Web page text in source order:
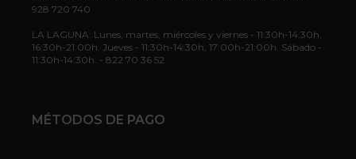
928 720 740
LA LAGUNA: Lunes, martes, miércoles y viernes - 11:30h-14:30h,
16:30h-21:00h. Jueves - 11:30h-14:30h, 17:00h-21:00h. Sábado -
11:30h-14:30h. - 822 70 36 52
MÉTODOS DE PAGO